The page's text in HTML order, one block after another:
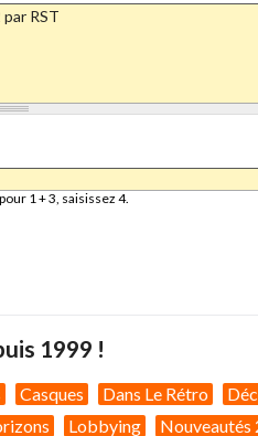
1 + 3, saisissez 4.
1999 !
Casques Dans Le Rétro
Lobbying Nouveautés